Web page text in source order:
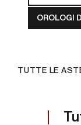
OROLOGI
TUTTE LE